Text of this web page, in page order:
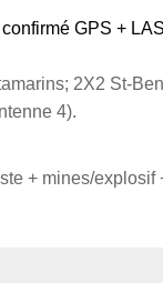
GPS +
2X2 St-
4).
+ mines/explosif